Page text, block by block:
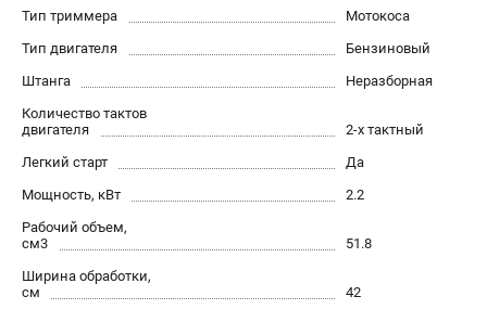
Юридическим лицам
Как нас найти
Пользовательское соглашение
Способы оплаты
САДОВАЯ ТЕХНИКА
Аэраторы и скарификаторы
Газонокосилки
Принадлежности и аксессуары
Расходные материалы
Тип триммера
Мотокоса
Тип двигателя
Бензиновый
Штанга
Неразборная
Количество тактов
двигателя
2-х тактный
Легкий старт
Да
Мощность, кВт
2.2
Рабочий объем,
см3
51.8
Ширина обработки,
см
42